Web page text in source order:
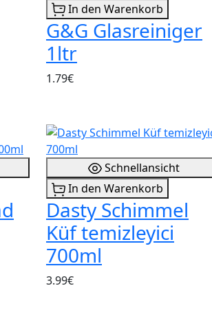
In den Warenkorb
G&G Glasreiniger
1ltr
1.79€
Schnellansicht
In den Warenkorb
Dasty Schimmel
Küf temizleyici
700ml
3.99€